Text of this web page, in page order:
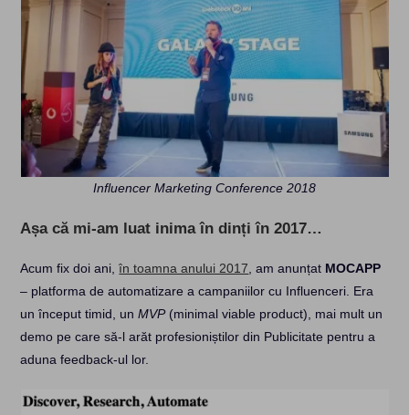
Influencer Marketing Conference 2018
Așa că mi-am luat inima în dinți în 2017…
Acum fix doi ani,în toamna anului 2017 , am anunțat MOCAPP
– platforma de automatizare a campaniilor cu Influenceri. Era
un început timid, unMVP(minimal viable product), mai mult un
demo pe care să-l arăt profesioniștilor din Publicitate pentru a
aduna feedback-ul lor.